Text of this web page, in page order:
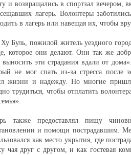
и возвращались в спортзал вечером,
лагерь. Волонтеры
в лагерь или навещая их, чтобы
Буль, пожилой житель уездного
которое они делают. Они так же
выносить эти страдания вдали от
не мог спать из-за стресса после
жизни и надежду. Но многие
трудиться, чтобы отплатить
также предоставлял пищу
и помощи пострадавшим.
как место укрытия, где
чая друг с другом, и как гостевая